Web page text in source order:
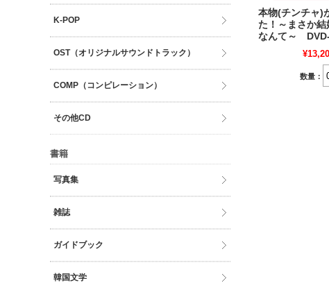
本物(チンチャ)
た！～まさか結
なんて～
数量：
K-POP
OST（オリジナルサウンドトラック）
COMP（コンピレーション）
その他CD
書籍
写真集
雑誌
ガイドブック
韓国文学